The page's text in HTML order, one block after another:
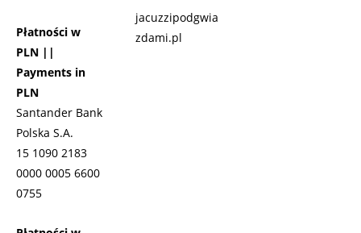
Płatności w
PLN ||
Payments in
PLN
Santander Bank
Polska S.A.
15 1090 2183
0000 0005 6600
0755
jacuzzipodgwia
zdami.pl